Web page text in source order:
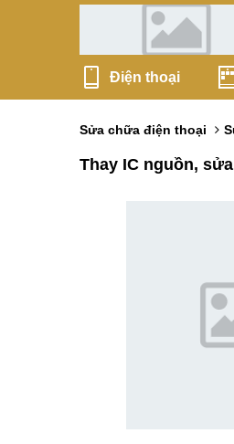
Điện thoại
Sửa chữa điện thoại
Thay IC nguồn,